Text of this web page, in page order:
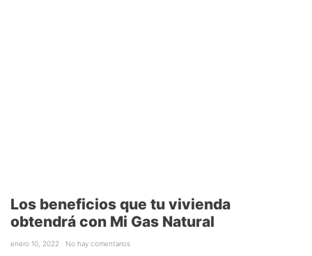
Los beneficios que tu vivienda
obtendrá con Mi Gas Natural
enero 10, 2022 No hay comentarios